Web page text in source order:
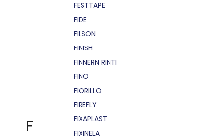
F
FESTTAPE
FIDE
FILSON
FINISH
FINNERN RINTI
FINO
FIORILLO
FIREFLY
FIXAPLAST
FIXINELA